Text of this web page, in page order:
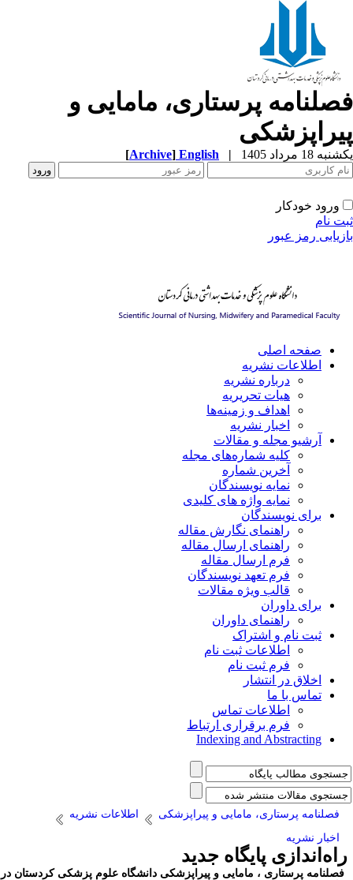
پرستاری، مامایی و
18 مرداد 1405 |
English
[Archive]
ورود خودکار
نام
رمز عبور
صفحه اصلی
اطلاعات نشریه
درباره نشریه
هیات تحریریه
اهداف و زمینه‌ها
اخبار نشریه
آرشیو مجله و مقالات
کلیه شماره‌های مجله
آخرین شماره
نمایه نویسندگان
نمایه واژه های کلیدی
برای نویسندگان
راهنمای نگارش مقاله
راهنمای ارسال مقاله
فرم ارسال مقاله
فرم تعهد نویسندگان
قالب ویژه مقالات
برای داوران
راهنمای داوران
ثبت نام و اشتراک
اطلاعات ثبت نام
فرم ثبت نام
اخلاق در انتشار
تماس با ما
اطلاعات تماس
فرم برقراری ارتباط
Indexing and Abstracting
فصلنامه پرستاری، مامایی و پیراپزشکی
اطلاعات نشریه
اخبار نشریه
پایگاه جدید
پرستاری ، مامایی و پیراپزشکی دانشگاه علوم پزشکی کردستان در